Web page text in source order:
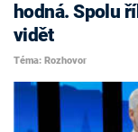
hodná. Spolu
vidět
Téma: Rozhovor